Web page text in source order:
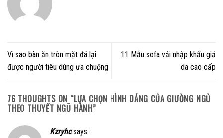
Vì sao bàn ăn tròn mặt đá lại
được người tiêu dùng ưa chuộng
11 Mẫu sofa vải nhập khẩu giả
da cao cấp
76 THOUGHTS ON “LỰA CHỌN HÌNH DÁNG CỦA GIƯỜNG NGỦ
THEO THUYẾT NGŨ HÀNH”
Kzryhc says: